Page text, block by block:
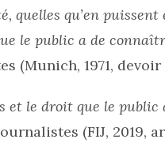
quelles qu’en
le public a de
(Munich, 1971, devoir
et le droit que le public
(FIJ, 2019,